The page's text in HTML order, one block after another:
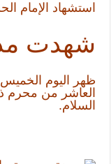
استشهاد الإمام
شهدت
ظهر اليوم
العاشر من محرم
السلام.